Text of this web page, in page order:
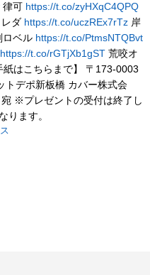
律可 https://t.co/zyHXqC4QPQ
ダ https://t.co/uczREx7rTz 岸
ロベル https://t.co/PtmsNTQBvt
https://t.co/rGTjXb1gST 荒咬オ
紙はこちらまで】 〒173-0003
デポ新板橋 カバー株式会
※プレゼントの受付は終了し
ります。